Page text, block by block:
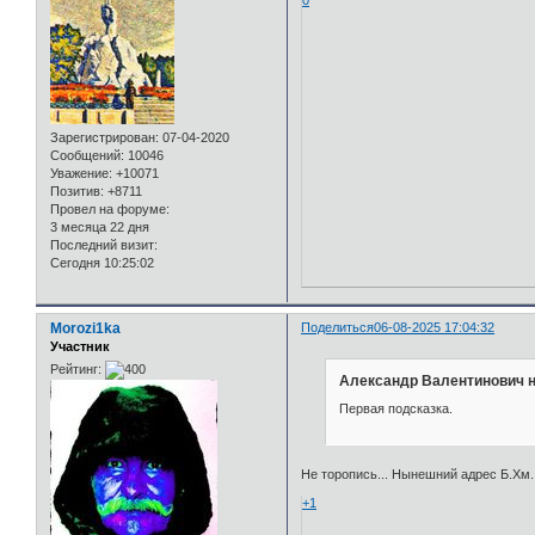
Зарегистрирован: 07-04-2020
Сообщений: 10046
Уважение: +10071
Позитив: +8711
Провел на форуме:
3 месяца 22 дня
Последний визит:
Сегодня 10:25:02
Поделиться06-08-2025 17:04:32
Morozi1ka
Участник
Рейтинг:
Александр Валентинович
Первая подсказка.
Не торопись... Нынешний адрес Б.Хм.
+1